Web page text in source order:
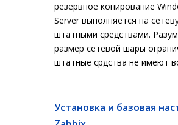
резервное копирование
Server выполняется на
штатными средствами.
размер сетевой шары
штатные срдства не имеют
Установка и базовая